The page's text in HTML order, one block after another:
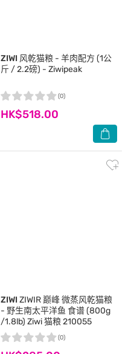
ZIWI 风乾猫粮 - 羊肉配方 (1公
斤 / 2.2磅) - Ziwipeak
HK$518.00
(0)
ZIWI ZIWIR 巅峰 微蒸风乾猫粮
- 野生南太平洋鱼 食谱 (800g
/1.8lb) Ziwi 猫粮 210055
(0)